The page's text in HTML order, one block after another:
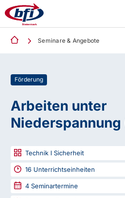
Seminare & Angebote
Förderung
Arbeiten unter
Niederspannung
Technik I Sicherheit
16 Unterrichtseinheiten
4 Seminartermine